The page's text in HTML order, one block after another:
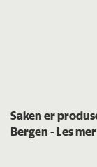
Saken er
Bergen- Les mer